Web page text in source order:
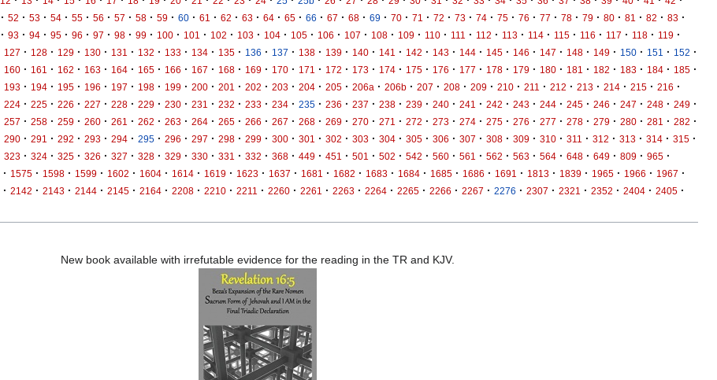
· 52 · 53 · 54 · 55 · 56 · 57 · 58 · 59 · 60 · 61 · 62 · 63 · 64 · 65 · 66 · 67 · 68 · 69 · 70 · 71 · 72 · 73 · 74 · 75 · 76 · 77 · 78 · 79 · 80 · 81 · 82 · 83 ·
· 93 · 94 · 95 · 96 · 97 · 98 · 99 · 100 · 101 · 102 · 103 · 104 · 105 · 106 · 107 · 108 · 109 · 110 · 111 · 112 · 113 · 114 · 115 · 116 · 117 · 118 · 119 ·
127 · 128 · 129 · 130 · 131 · 132 · 133 · 134 · 135 · 136 · 137 · 138 · 139 · 140 · 141 · 142 · 143 · 144 · 145 · 146 · 147 · 148 · 149 · 150 · 151 · 152 ·
160 · 161 · 162 · 163 · 164 · 165 · 166 · 167 · 168 · 169 · 170 · 171 · 172 · 173 · 174 · 175 · 176 · 177 · 178 · 179 · 180 · 181 · 182 · 183 · 184 · 185 ·
193 · 194 · 195 · 196 · 197 · 198 · 199 · 200 · 201 · 202 · 203 · 204 · 205 · 206a · 206b · 207 · 208 · 209 · 210 · 211 · 212 · 213 · 214 · 215 · 216 ·
224 · 225 · 226 · 227 · 228 · 229 · 230 · 231 · 232 · 233 · 234 · 235 · 236 · 237 · 238 · 239 · 240 · 241 · 242 · 243 · 244 · 245 · 246 · 247 · 248 · 249 ·
257 · 258 · 259 · 260 · 261 · 262 · 263 · 264 · 265 · 266 · 267 · 268 · 269 · 270 · 271 · 272 · 273 · 274 · 275 · 276 · 277 · 278 · 279 · 280 · 281 · 282 ·
290 · 291 · 292 · 293 · 294 · 295 · 296 · 297 · 298 · 299 · 300 · 301 · 302 · 303 · 304 · 305 · 306 · 307 · 308 · 309 · 310 · 311 · 312 · 313 · 314 · 315 ·
323 · 324 · 325 · 326 · 327 · 328 · 329 · 330 · 331 · 332 · 368 · 449 · 451 · 501 · 502 · 542 · 560 · 561 · 562 · 563 · 564 · 648 · 649 · 809 · 965 ·
· 1575 · 1598 · 1599 · 1602 · 1604 · 1614 · 1619 · 1623 · 1637 · 1681 · 1682 · 1683 · 1684 · 1685 · 1686 · 1691 · 1813 · 1839 · 1965 · 1966 · 1967 ·
· 2142 · 2143 · 2144 · 2145 · 2164 · 2208 · 2210 · 2211 · 2260 · 2261 · 2263 · 2264 · 2265 · 2266 · 2267 · 2276 · 2307 · 2321 · 2352 · 2404 · 2405 ·
New book available with irrefutable evidence for the reading in the TR and KJV.